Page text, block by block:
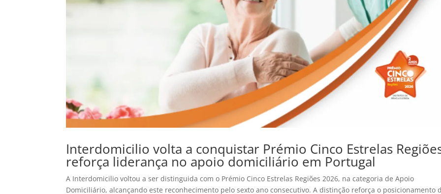
Interdomicilio volta a conquistar Prémio Cinco Estrelas
reforça liderança no apoio domiciliário em Portugal
A Interdomicilio voltou a ser distinguida com o Prémio Cinco Estrelas Regiões 2026, na categoria de Apoio
Domiciliário, alcançando este reconhecimento pelo sexto ano consecutivo. A distinção reforça o posicionamento